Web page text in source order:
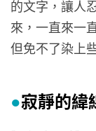
的文字，讓人
來，一直來一
但免不了染上
●寂靜的緯